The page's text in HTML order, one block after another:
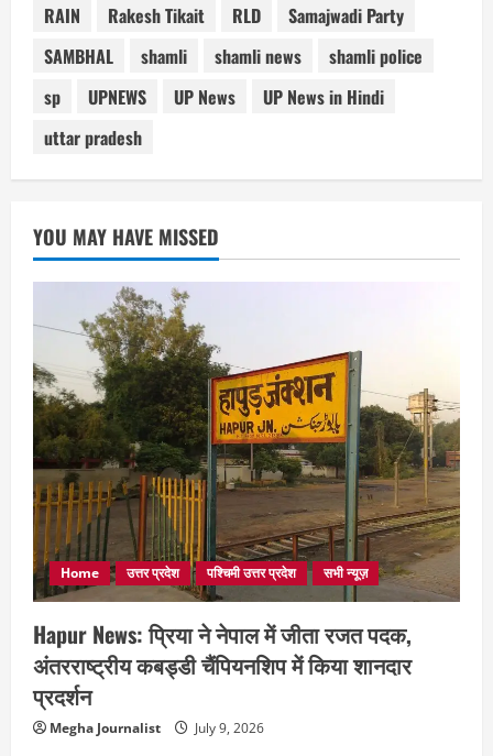
RAIN
Rakesh Tikait RLD
Samajwadi Party
SAMBHAL
shamli shamli news
shamli police
sp
UPNEWS UP News
UP News in Hindi
uttar pradesh
YOU MAY HAVE MISSED
Home उत्तर प्रदेश पश्चिमी उत्तर प्रदेश सभी न्यूज़
Hapur News: प्रिया ने नेपाल में जीता रजत पदक,
अंतरराष्ट्रीय कबड्डी चैंपियनशिप में किया शानदार
प्रदर्शन
Megha Journalist July 9, 2026